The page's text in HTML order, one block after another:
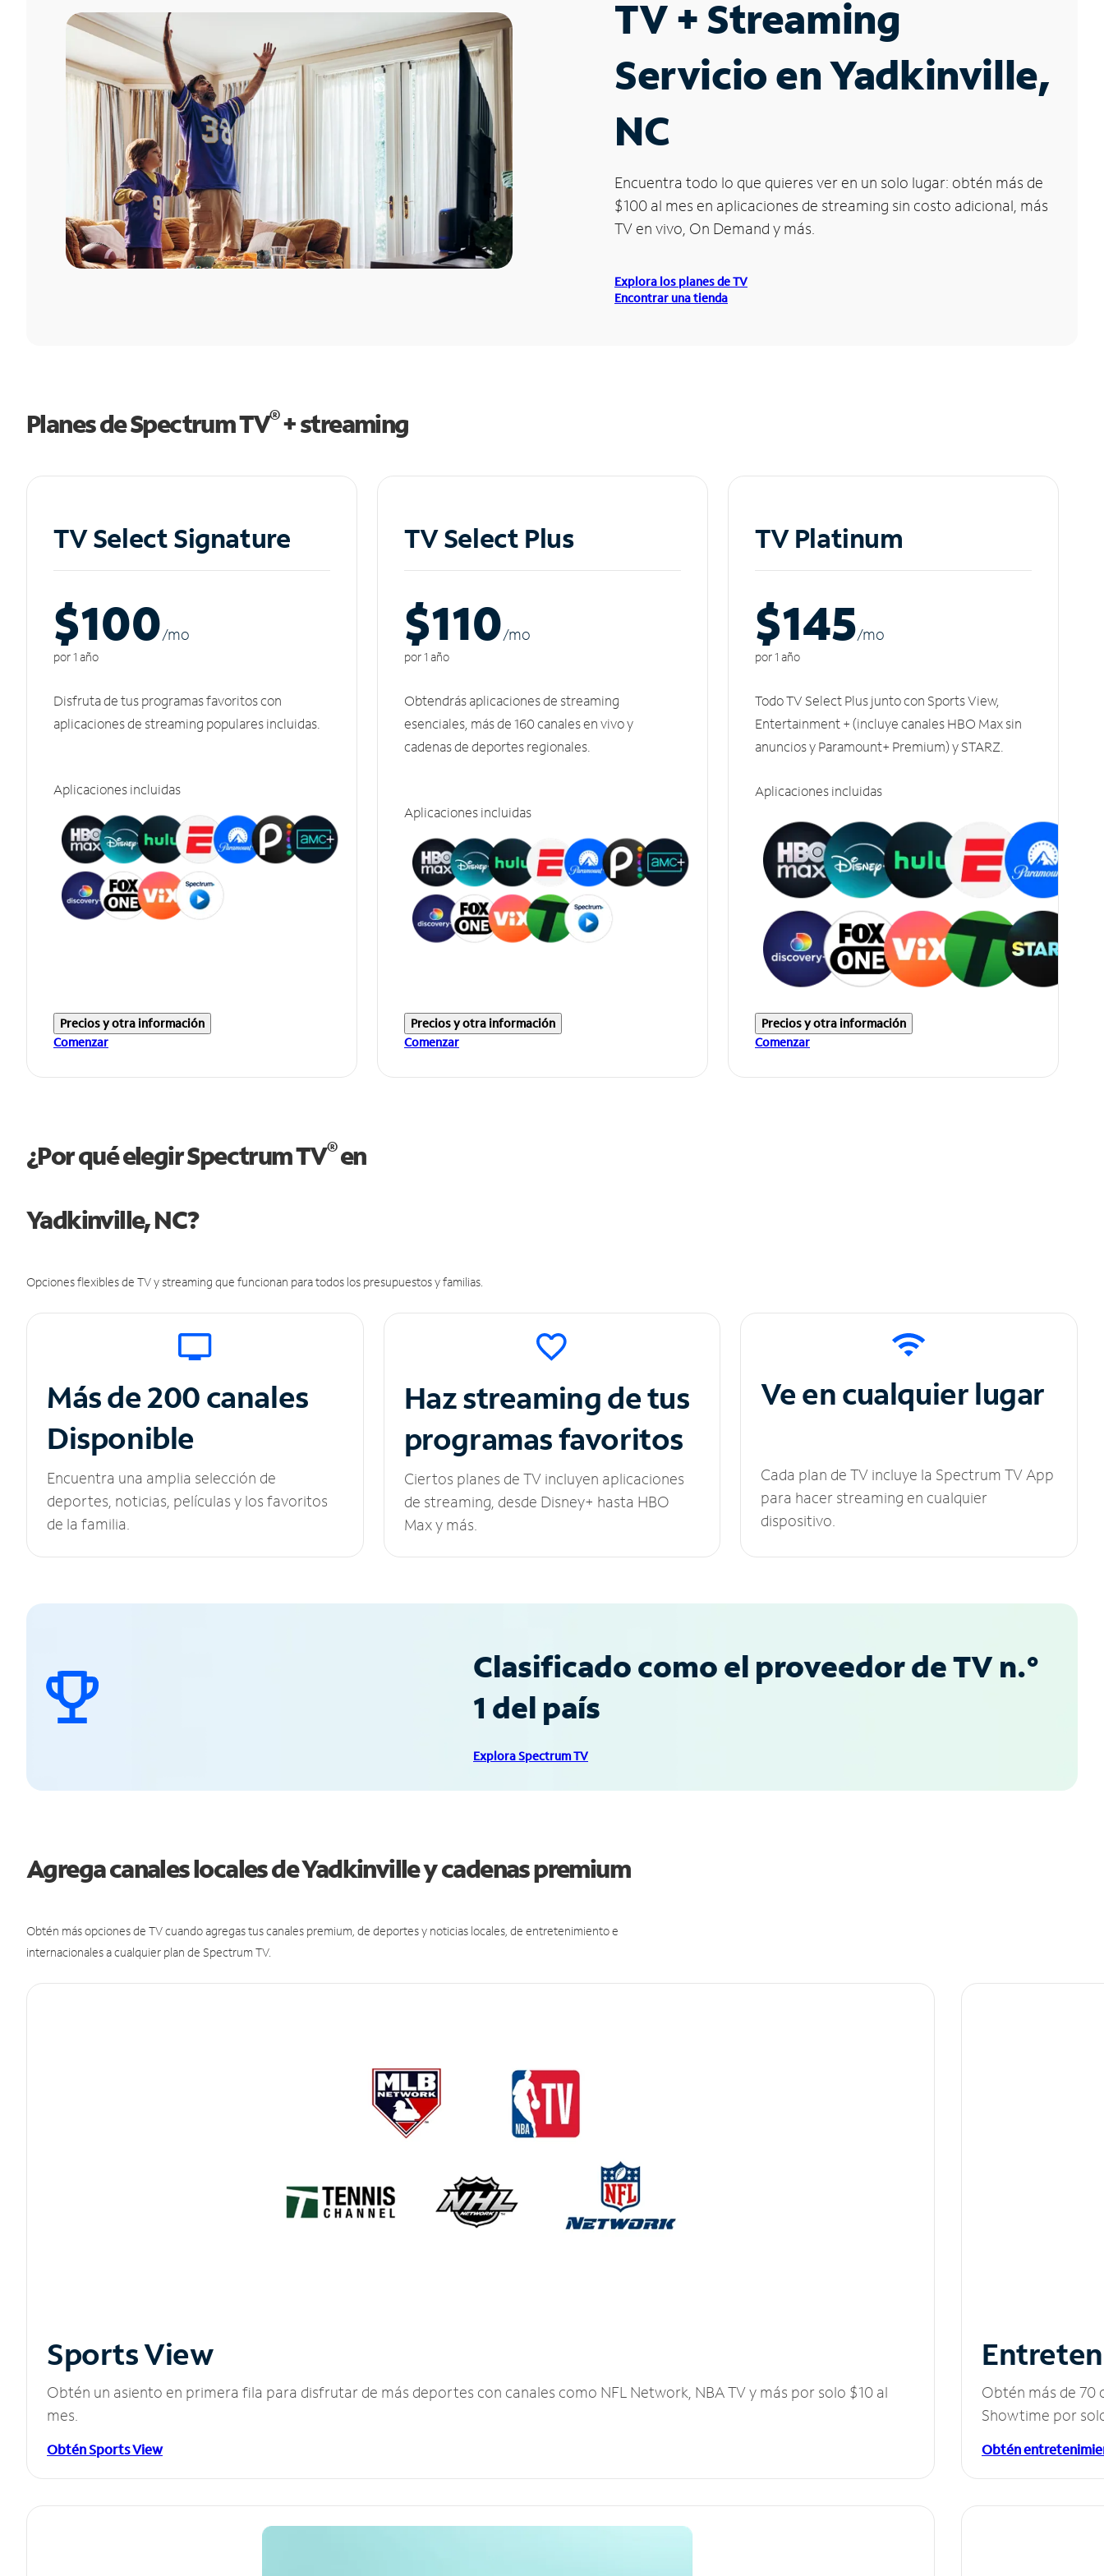
TV + Streaming
Servicio en Yadkinville,
NC
Encuentra todo lo que quieres ver en un solo lugar: obtén más de
$100 al mes en aplicaciones de streaming sin costo adicional, más
TV en vivo, On Demand y más.
Explora los planes de TV
Encontrar una tienda
Planes de Spectrum TV®+ streaming
TV Select Signature
$100/mo
por 1 año
Disfruta de tus programas favoritos con
aplicaciones de streaming populares incluidas.
Aplicaciones incluidas
Precios y otra información
Comenzar
TV Select Plus
$110/mo
por 1 año
Obtendrás aplicaciones de streaming
esenciales, más de 160 canales en vivo y
cadenas de deportes regionales.
Aplicaciones incluidas
Precios y otra información
Comenzar
TV Platinum
$145/mo
por 1 año
Todo TV Select Plus junto con Sports View,
Entertainment + (incluye canales HBO Max sin
anuncios y Paramount+ Premium) y STARZ.
Aplicaciones incluidas
Precios y otra información
Comenzar
¿Por qué elegir Spectrum TV®en
Yadkinville, NC?
Opciones flexibles de TV y streaming que funcionan para todos los presupuestos y familias.
Más de 200 canales
Disponible
Encuentra una amplia selección de
deportes, noticias, películas y los favoritos
de la familia.
Haz streaming de tus
programas favoritos
Ciertos planes de TV incluyen aplicaciones
de streaming, desde Disney+ hasta HBO
Max y más.
Ve en cualquier lugar
Cada plan de TV incluye la Spectrum TV App
para hacer streaming en cualquier
dispositivo.
Clasificado como el proveedor de TV n.°
1 del país
Explora Spectrum TV
Agrega canales locales de Yadkinville y cadenas premium
Obtén más opciones de TV cuando agregas tus canales premium, de deportes y noticias locales, de entretenimiento e
internacionales a cualquier plan de Spectrum TV.
Sports View
Obtén un asiento en primera fila para disfrutar de más deportes con canales como NFL Network, NBA TV y más por solo $10 al
mes.
Obtén Sports View
Obtén más de 70
Showtime por
Obtén